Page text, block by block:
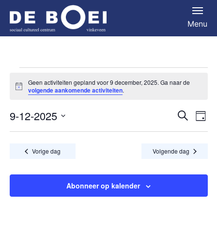
Menu
Activiteiten
in
9
december,
2025
Bericht
Geen activiteiten gepland voor 9 december, 2025. Ga naar de
volgende aankomende activiteiten.
en
Zoeken
Dag
9-12-2025
Selecteer
datum.Vorige dag Volgende dag
Abonneer op kalender